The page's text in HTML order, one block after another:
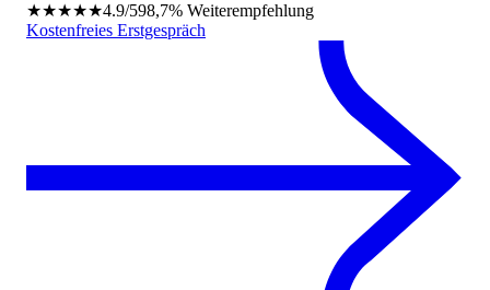
★★★★★4.9/598,7% Weiterempfehlung
Kostenfreies Erstgespräch